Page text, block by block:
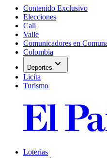
Contenido Exclusivo
Elecciones
Cali
Valle
Comunicadores en
Colombia
Deportes expand_more
Licita
Turismo
Loterías